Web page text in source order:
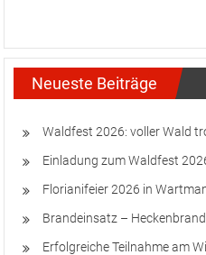
Neueste Beiträge
Waldfest 2026: voller Wald
Einladung zum Waldfest
Florianifeier 2026 in
Brandeinsatz – Heckenbrand
Erfolgreiche Teilnahme am